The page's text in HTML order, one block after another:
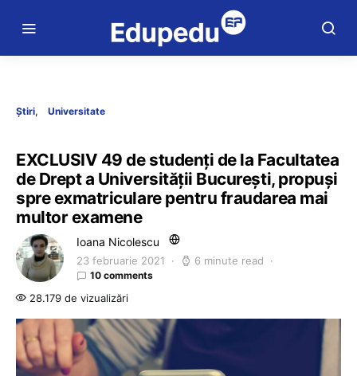
Știri Universitate
EXCLUSIV 49 de studenți de la Facultatea
de Drept a Universității București, propuși
spre exmatriculare pentru fraudarea mai
multor examene
Ioana Nicolescu
23 februarie 2021 6 minute read
10 comments
28.179 de vizualizări